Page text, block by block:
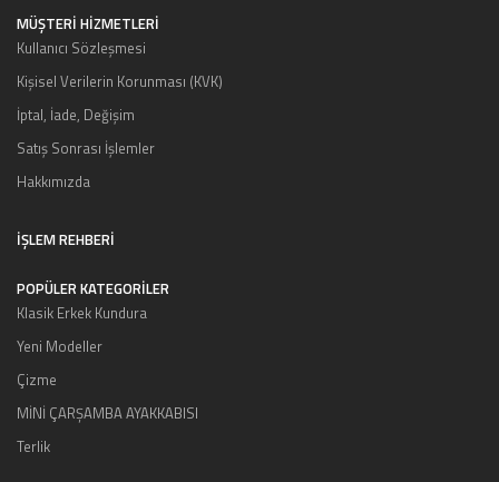
MÜŞTERI HIZMETLERI
Kullanıcı Sözleşmesi
Kişisel Verilerin Korunması (KVK)
İptal, İade, Değişim
Satış Sonrası İşlemler
Hakkımızda
İŞLEM REHBERİ
POPÜLER KATEGORİLER
Klasik Erkek Kundura
Yeni Modeller
Çizme
MİNİ ÇARŞAMBA AYAKKABISI
Terlik